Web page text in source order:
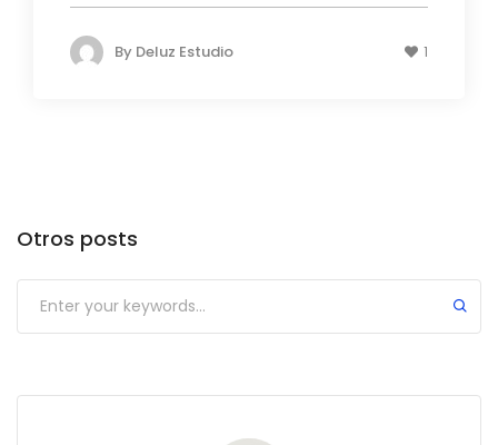
By Deluz Estudio 1
Otros posts